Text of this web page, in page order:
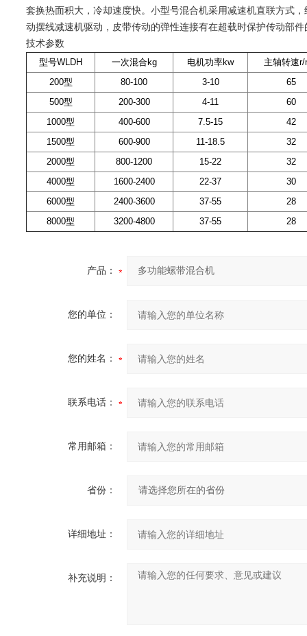
套换热面积大，冷却速度快。小型号混合机采用减速机直联方式
动摆线减速机驱动，皮带传动的弹性连接有在超载时保护传动部件
技术参数
型号WLDH
一次混合kg 电机功率kw
主轴转速r/
200型
80-100 3-10
65
500型
200-300 4-11
60
1000型
400-600 7.5-15
42
1500型
600-900 11-18.5
32
2000型
800-1200 15-22
32
4000型
1600-2400 22-37
30
6000型
2400-3600 37-55
28
8000型
3200-4800 37-55 28
产品：
您的单位：
您的姓名：
联系电话：
常用邮箱：
省份：
详细地址：
补充说明：